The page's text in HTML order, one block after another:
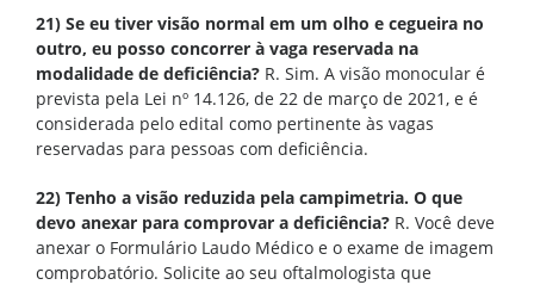
21) Se eu tiver visão normal em um olho e cegueira no
outro, eu posso concorrer à vaga reservada na
modalidade de deficiência? R. Sim. A visão monocular é
prevista pela Lei nº 14.126, de 22 de março de 2021, e é
considerada pelo edital como pertinente às vagas
reservadas para pessoas com deficiência.
22) Tenho a visão reduzida pela campimetria. O que
devo anexar para comprovar a deficiência? R. Você deve
anexar o Formulário Laudo Médico e o exame de imagem
comprobatório. Solicite ao seu oftalmologista que